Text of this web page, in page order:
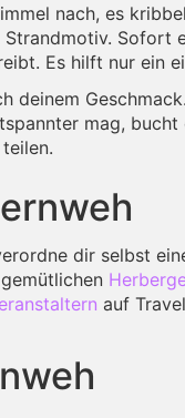
nach, es
Es hilft nur ein
deinem
mag, bucht
dir selbst
auf